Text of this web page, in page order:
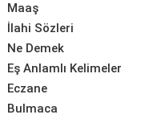
Maaş
İlahi Sözleri
Ne Demek
Eş Anlamlı Kelimeler
Eczane
Bulmaca